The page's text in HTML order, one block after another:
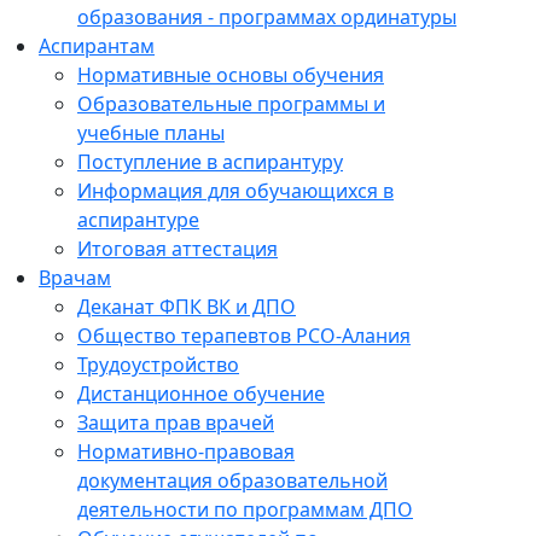
образования - программах ординатуры
Аспирантам
Нормативные основы обучения
Образовательные программы и
учебные планы
Поступление в аспирантуру
Информация для обучающихся в
аспирантуре
Итоговая аттестация
Врачам
Деканат ФПК ВК и ДПО
Общество терапевтов РСО-Алания
Трудоустройство
Дистанционное обучение
Защита прав врачей
Нормативно-правовая
документация образовательной
деятельности по программам ДПО